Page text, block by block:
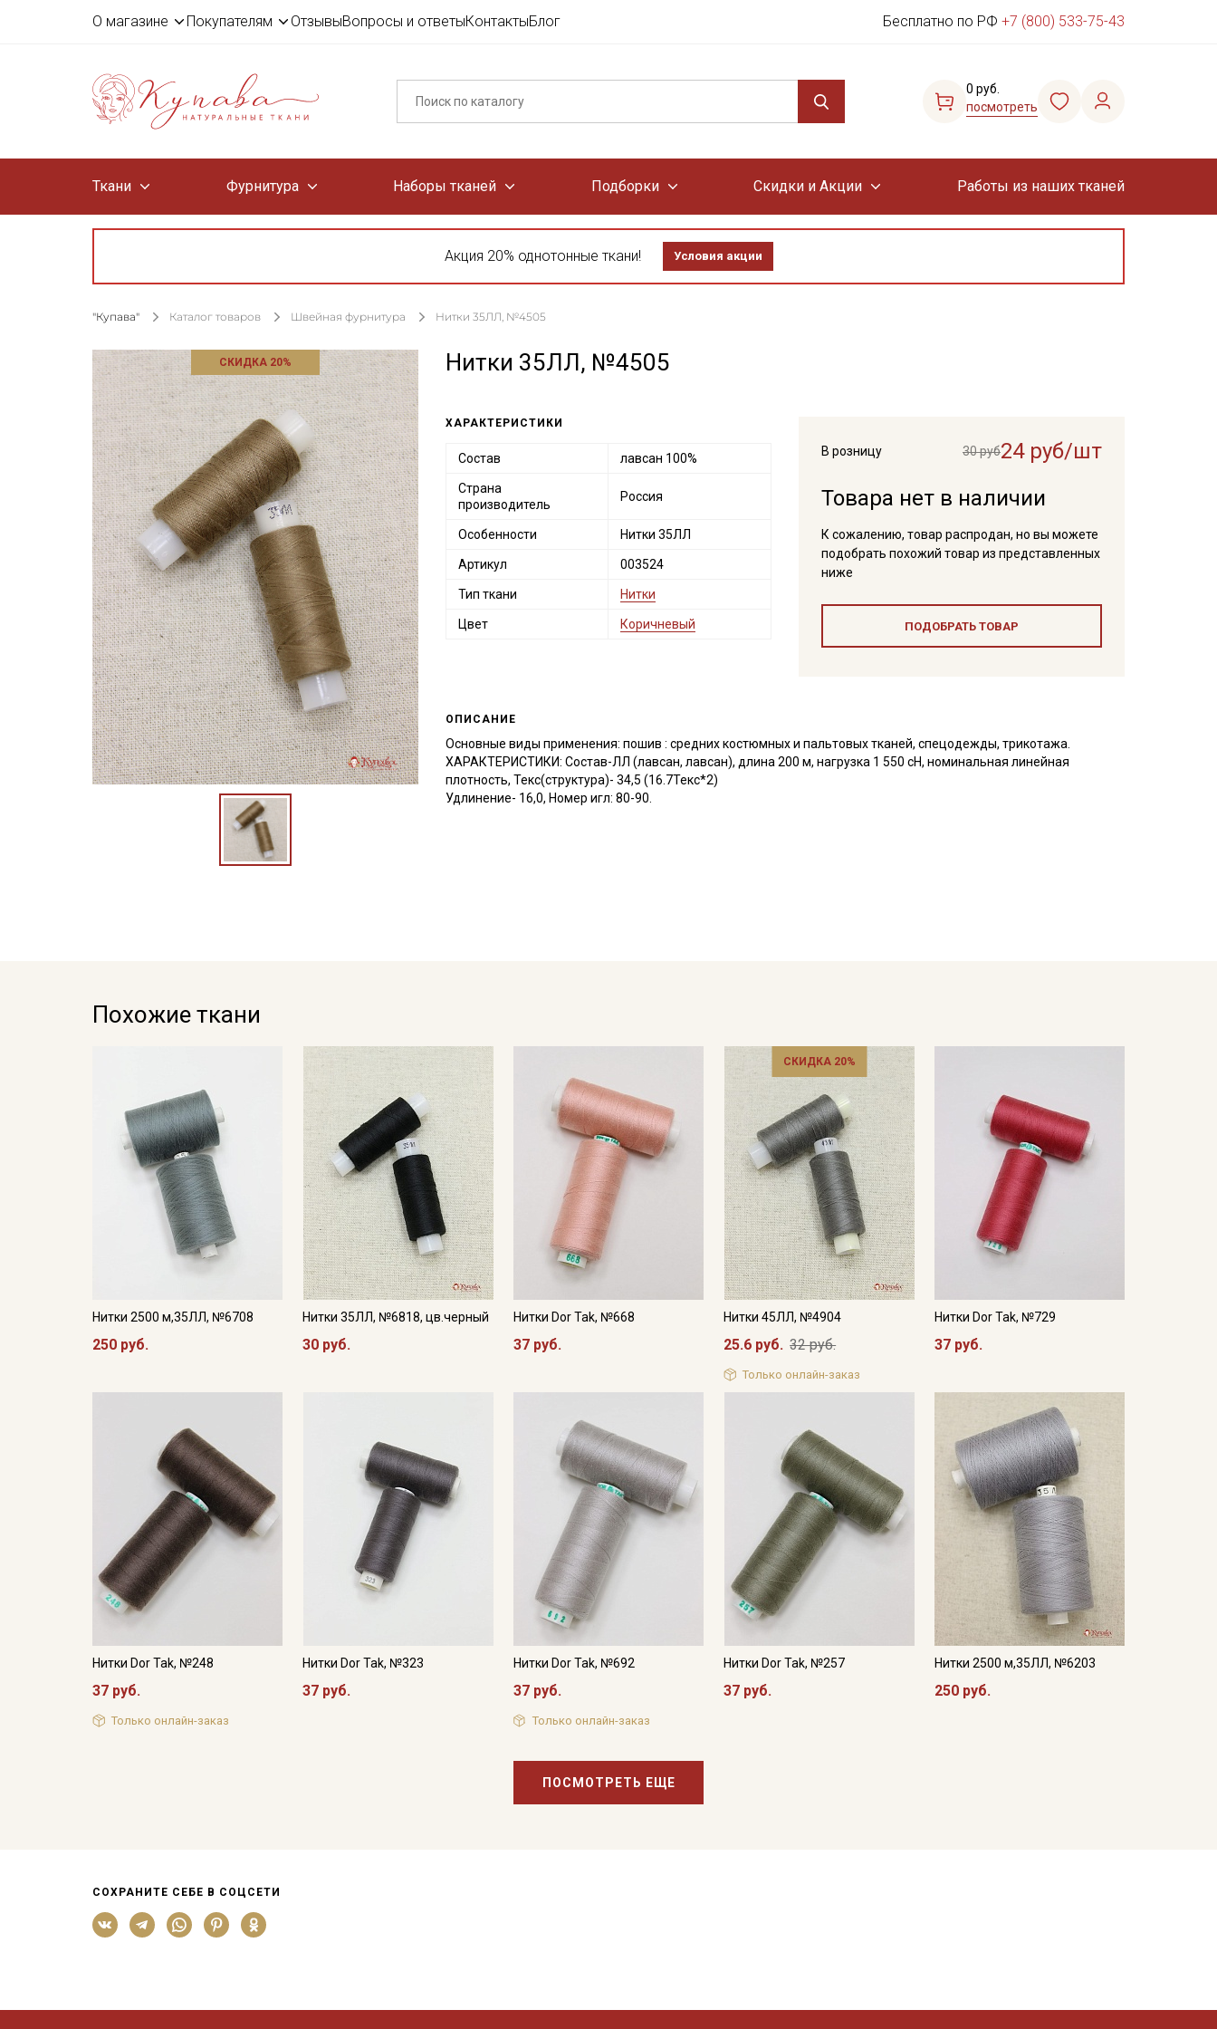
О магазине Покупателям ОтзывыВопросы и ответыКонтактыБлог Бесплатно по РФ +7 (800) 533-75-43
0 руб.
посмотреть
Ткани Фурнитура Наборы тканей Подборки Скидки и Акции Работы из наших тканей
Акция 20% однотонные ткани! Условия акции
"Купава" Каталог товаров Швейная фурнитура Нитки 35ЛЛ, №4505
СКИДКА 20% Нитки 35ЛЛ, №4505
В розницу 30 руб24 руб/шт
Товара нет в наличии
К сожалению, товар распродан, но вы можете
подобрать похожий товар из представленных
ниже
ПОДОБРАТЬ ТОВАР
ХАРАКТЕРИСТИКИ
Состав лавсан 100%
Страна
производитель
Россия
Особенности Нитки 35ЛЛ
Артикул 003524
Тип ткани Нитки
Цвет Коричневый
ОПИСАНИЕ
Основные виды применения: пошив : средних костюмных и пальтовых тканей, спецодежды, трикотажа.
ХАРАКТЕРИСТИКИ: Состав-ЛЛ (лавсан, лавсан), длина 200 м, нагрузка 1 550 сН, номинальная линейная
плотность, Текс(структура)- 34,5 (16.7Текс*2)
Удлинение- 16,0, Номер игл: 80-90.
Похожие ткани
Нитки 2500 м,35ЛЛ, №6708
250 руб.
Нитки 35ЛЛ, №6818, цв.черный
30 руб.
Нитки Dor Tak, №668
37 руб.
СКИДКА 20%
Нитки 45ЛЛ, №4904
25.6 руб. 32 руб.
Только онлайн-заказ
Нитки Dor Tak, №729
37 руб.
Нитки Dor Tak, №248
37 руб.
Только онлайн-заказ
Нитки Dor Tak, №323
37 руб.
Нитки Dor Tak, №692
37 руб.
Только онлайн-заказ
Нитки Dor Tak, №257
37 руб.
Нитки 2500 м,35ЛЛ, №6203
250 руб.
ПОСМОТРЕТЬ ЕЩЕ
СОХРАНИТЕ СЕБЕ В СОЦСЕТИ
Мы публикуем здесь дополнительные
промокоды и скидки до 30% на узкие
категории тканей
Электронная почта
Подписаться
Ознакомлен(а) с
Политикой обработки персональных
данных
и даюСогласие на обработку персональных
данных
Согласие на получение рекламных и